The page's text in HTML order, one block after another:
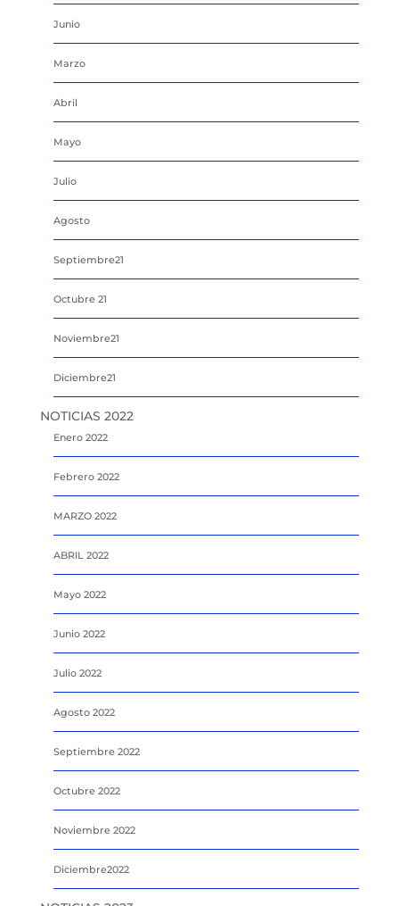
Junio
Marzo
Abril
Mayo
Julio
Agosto
Septiembre21
Octubre 21
Noviembre21
Diciembre21
NOTICIAS 2022
Enero 2022
Febrero 2022
MARZO 2022
ABRIL 2022
Mayo 2022
Junio 2022
Julio 2022
Agosto 2022
Septiembre 2022
Octubre 2022
Noviembre 2022
Diciembre2022